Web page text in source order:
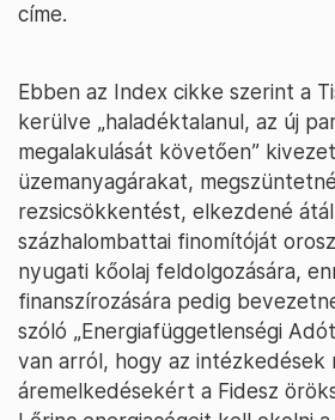
címe.
Ebben az Index cikke szerint a
kerülve „haladéktalanul, az új
megalakulását követően”
üzemanyagárakat,
rezsicsökkentést, elkezdené
százhalombattai finomítóját
nyugati kőolaj feldolgozására,
finanszírozására pedig
szóló „Energiafüggetlenségi
van arról, hogy az intézkedések
áremelkedésekért a Fidesz